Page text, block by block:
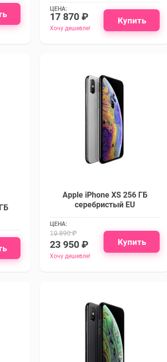
ЦЕНА:
17 870 ₽
Хочу дешевле!
Купить
Apple iPhone XS 256 ГБ
серебристый EU
ЦЕНА:
19 890 ₽
23 950 ₽
Хочу дешевле!
Купить